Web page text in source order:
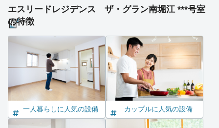
エスリードレジデンス ザ・グラン南堀江 ***号室
の特徴
一人暮らしに人気の設備 カップルに人気の設備